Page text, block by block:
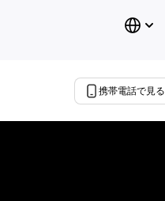
携帯電話で見る